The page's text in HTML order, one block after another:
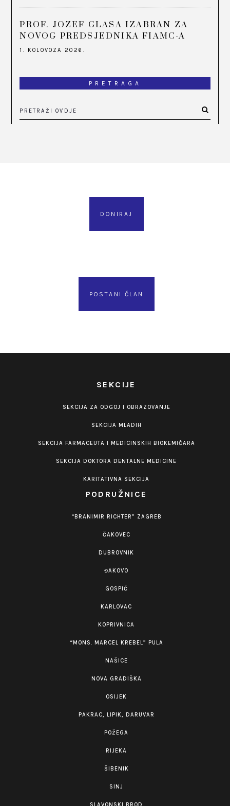
PROF. JOZEF GLASA IZABRAN ZA
NOVOG PREDSJEDNIKA FIAMC-A
1. KOLOVOZA 2026.
PRETRAGA
DONIRAJ
POSTANI ČLAN
SEKCIJE
SEKCIJA ZA ODGOJ I OBRAZOVANJE
SEKCIJA MLADIH
SEKCIJA FARMACEUTA I MEDICINSKIH BIOKEMIČARA
SEKCIJA DOKTORA DENTALNE MEDICINE
KARITATIVNA SEKCIJA
PODRUŽNICE
“BRANIMIR RICHTER” ZAGREB
ČAKOVEC
DUBROVNIK
ĐAKOVO
GOSPIĆ
KARLOVAC
KOPRIVNICA
“MONS. MARCEL KREBEL” PULA
NAŠICE
NOVA GRADIŠKA
OSIJEK
PAKRAC, LIPIK, DARUVAR
POŽEGA
RIJEKA
ŠIBENIK
SINJ